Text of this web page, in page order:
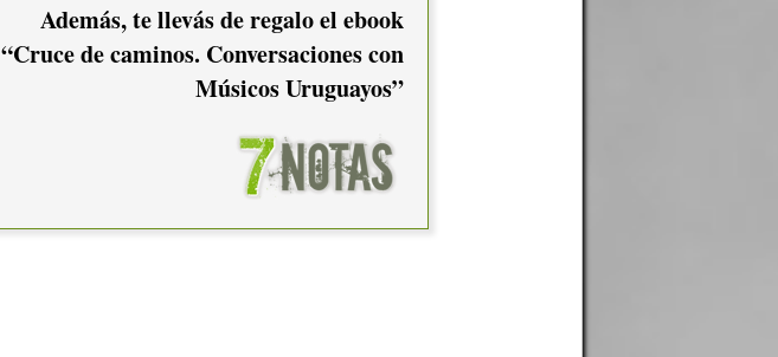
Además, te llevás de regalo el ebook
“Cruce de caminos. Conversaciones con
Músicos Uruguayos”